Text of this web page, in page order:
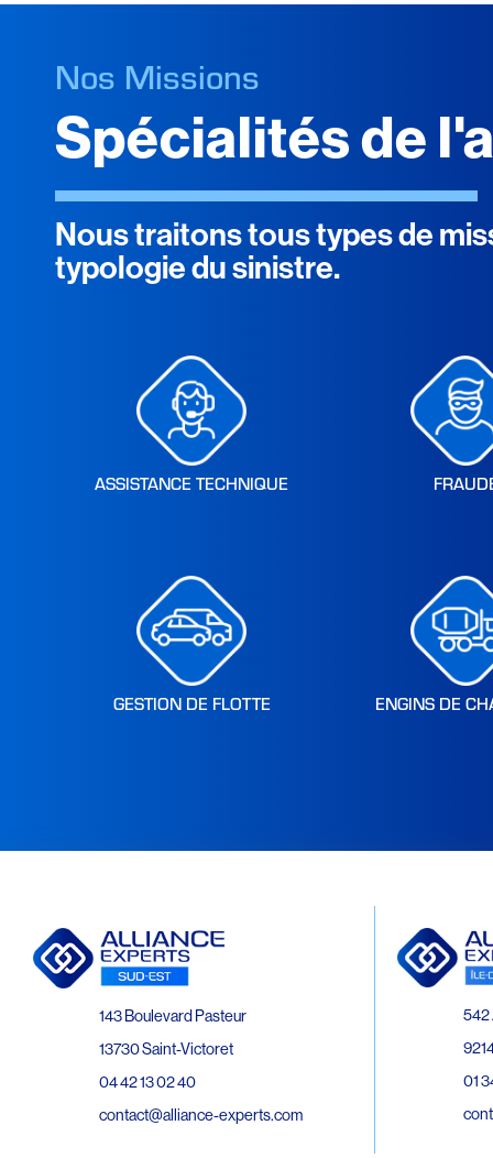
Nos Missions
Spécialités de
Nous traitons tous types de
typologie du sinistre.
ASSISTANCE TECHNIQUE
GESTION DE FLOTTE ENGINS DE
143 Boulevard Pasteur
13730 Saint-Victoret
04 42 13 02 40
contact@alliance-experts.com
542
01